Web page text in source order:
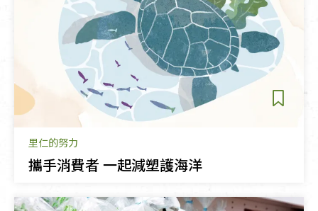
里仁的努力
攜手消費者 一起減塑護海洋